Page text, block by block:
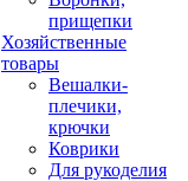
прищепки
Хозяйственные
товары
Вешалки-
плечики,
крючки
Коврики
Для рукоделия